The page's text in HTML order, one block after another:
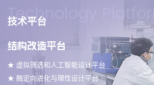
Technology
技术平台
结构改造平台
★ 虚拟筛选和人工智能设计平台
★ 酶定向进化与理性设计平台